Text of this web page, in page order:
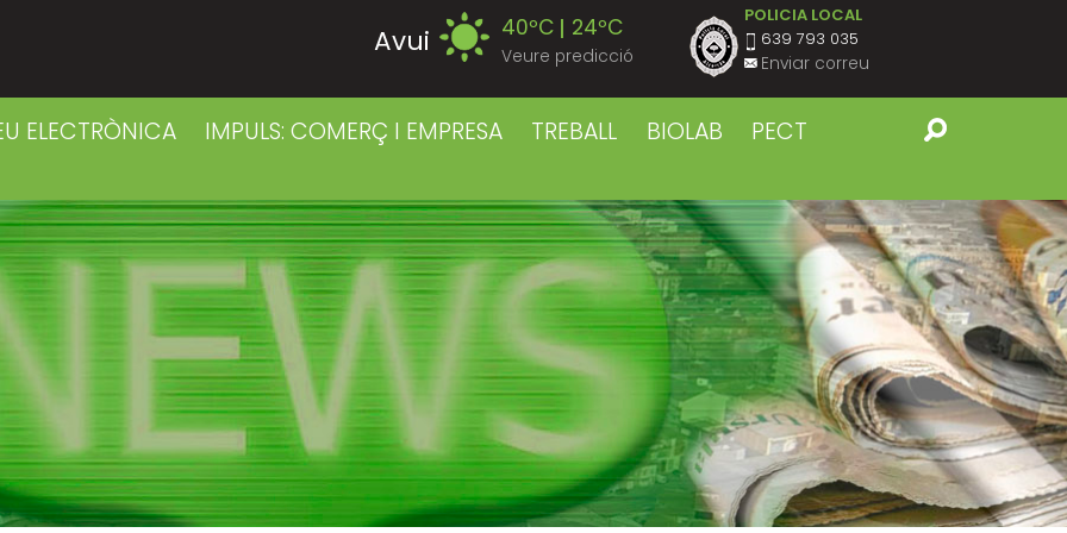
Avui 40ºC 24ºC
Veure predicció
Dissabte 39ºC 23ºC
Dilluns 40ºC 23ºC
Dimarts 39ºC 22ºC
Dimecres 41ºC 22ºC
Dijous 41ºC 23ºC
POLICIA LOCAL
639 793 035
Enviar correu
ELECTRÒNICA IMPULS: COMERÇ I EMPRESA TREBALL BIOLAB
PECT